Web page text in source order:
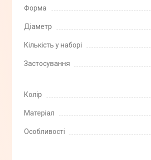
Форма
Діаметр
Кількість у наборі
Застосування
Колір
Матеріал
Особливості